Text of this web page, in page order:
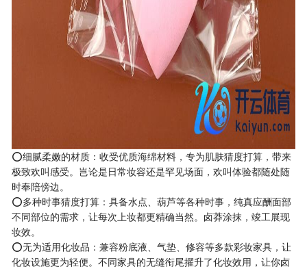
⭕细腻柔嫩的材质：收受优质海绵材料，专为肌肤猜度打算，带来
极致欢叫感受。岂论是日常妆容还是罕见场面，欢叫体验都随处随
时奉陪傍边。
⭕多种时事猜度打算：具备水点、葫芦等各种时事，纯真应酬面部
不同部位的需求，让每次上妆都更精确当然。卤莽涂抹，竣工展现
妆效。
⭕无为适用化妆品：兼容粉底液、气垫、修容等多款彩妆家具，让
化妆设施更为轻便。不同家具的无缝衔尾擢升了化妆效用，让你卤